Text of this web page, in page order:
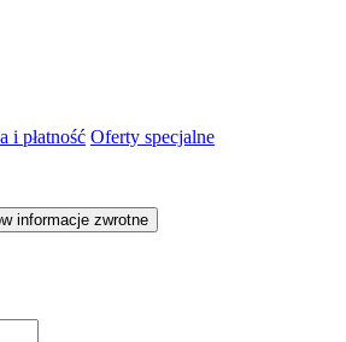
i płatność Oferty specjalne
informacje zwrotne